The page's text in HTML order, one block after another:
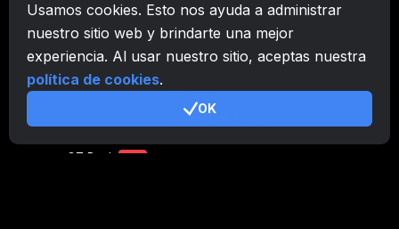
Usamos cookies. Esto nos ayuda a administrar
nuestro sitio web y brindarte una mejor
experiencia. Al usar nuestro sitio, aceptas nuestra
política de cookies.
OK
CryptoTabNavegador
CryptoTab para Android MAX
CryptoTabpara Android PRO
CryptoTabpara Android LITE
CT Pool